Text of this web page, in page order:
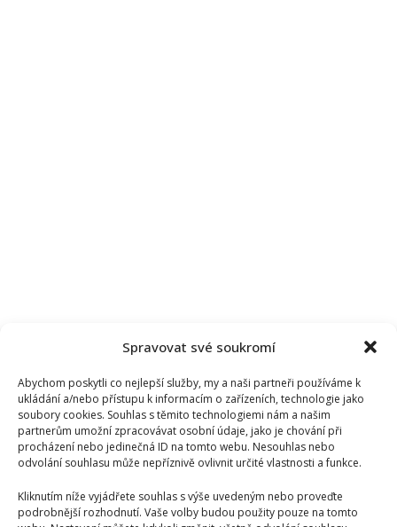
Spravovat své soukromí
Abychom poskytli co nejlepší služby, my a naši partneři používáme k
ukládání a/nebo přístupu k informacím o zařízeních, technologie jako
soubory cookies. Souhlas s těmito technologiemi nám a našim
partnerům umožní zpracovávat osobní údaje, jako je chování při
procházení nebo jedinečná ID na tomto webu. Nesouhlas nebo
odvolání souhlasu může nepříznivě ovlivnit určité vlastnosti a funkce.
Kliknutím níže vyjádřete souhlas s výše uvedeným nebo proveďte
podrobnější rozhodnutí. Vaše volby budou použity pouze na tomto